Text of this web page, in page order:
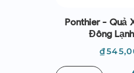
Ponthier - Quả
Đông
Giá